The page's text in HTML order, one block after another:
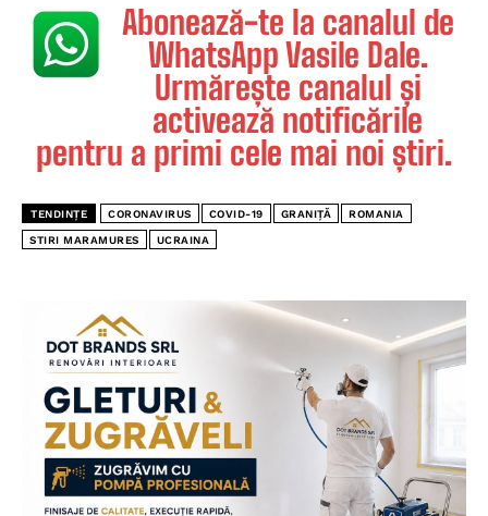
Abonează-te la canalul de
WhatsApp Vasile Dale.
Urmărește canalul și
activează notificările
pentru a primi cele mai noi știri.
TENDINȚE CORONAVIRUS COVID-19 GRANIȚĂ ROMANIA
STIRI MARAMURES UCRAINA